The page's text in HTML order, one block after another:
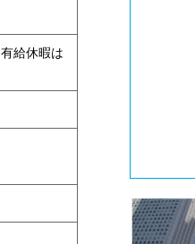
給休暇は